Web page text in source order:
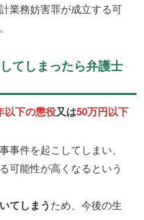
業務妨害罪が成立する可
てしまったら弁護士
以下の懲役又は50万円以下
事件を起こしてしまい、
可能性が高くなるという
てしまうため、今後の生